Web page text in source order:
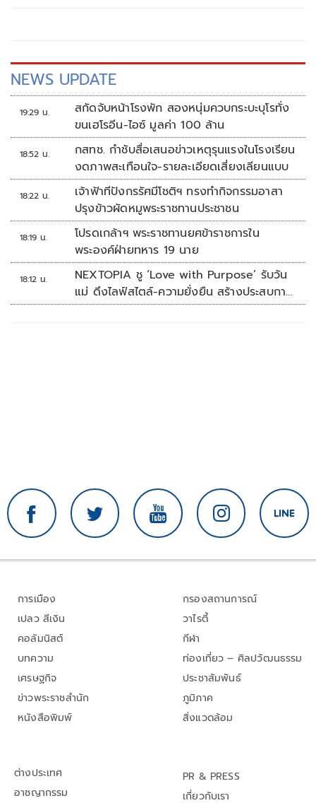
NEWS UPDATE
19:29 น.
สกัดจับหน้าโรงพัก สองหนุ่มควบกระบะบุโรทั่ง
ขนเฮโรอีน-ไอซ์ มูลค่า 100 ล้าน
18:52 น.
กสทช. กำชับสื่อเสนอข่าวเหตุรุนแรงในโรงเรียน
งดภาพสะเทือนใจ-รายละเอียดเสี่ยงเลียนแบบ
18:22 น.
เจ้าฟ้าทีปังกรรัศมีโชติฯ ทรงทำกิจกรรมอาสา
ปรุงข้าวผัดหมูพระราชทานประชาชน
18:19 น.
โปรดเกล้าฯ พระราชทานยศข้าราชการใน
พระองค์ฝ่ายทหาร 19 นาย
18:12 น.
NEXTOPIA ชู ‘Love with Purpose’ รับวัน
แม่ ดึงไลฟ์สไตล์-ความยั่งยืน สร้างประสบกา
รณ์ช้อปปิงมีความหมาย
การเมือง
เปลว สีเงิน
คอลัมนิสต์
บทความ
เศรษฐกิจ
ข่าวพระราชสำนัก
หนังสือพิมพ์
กรองสถานการณ์
วาไรตี้
กีฬา
ท่องเที่ยว – ศิลปวัฒนธรรม
ประชาสัมพันธ์
ภูมิภาค
สิ่งแวดล้อม
ต่างประเทศ
อาชญากรรม
PR & PRESS
เกี่ยวกับเรา